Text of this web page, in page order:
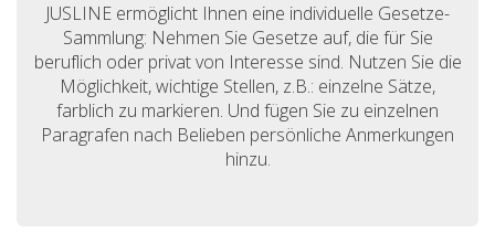
JUSLINE ermöglicht Ihnen eine individuelle Gesetze-
Sammlung: Nehmen Sie Gesetze auf, die für Sie
beruflich oder privat von Interesse sind. Nutzen Sie die
Möglichkeit, wichtige Stellen, z.B.: einzelne Sätze,
farblich zu markieren. Und fügen Sie zu einzelnen
Paragrafen nach Belieben persönliche Anmerkungen
hinzu.